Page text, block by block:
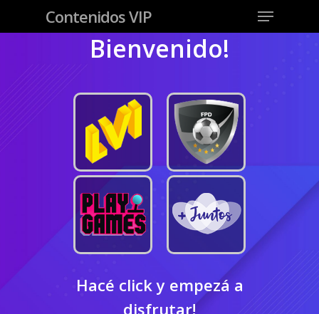
Contenidos VIP
Bienvenido!
Hacé click y empezá a
disfrutar!